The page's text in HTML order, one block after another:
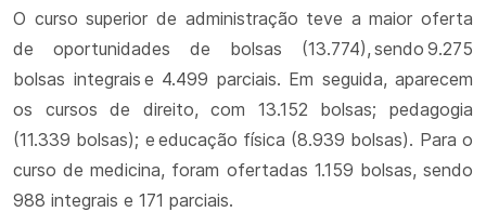
O curso superior de administração teve a maior oferta
de oportunidades de bolsas (13.774), sendo 9.275
bolsas integrais e 4.499 parciais. Em seguida, aparecem
os cursos de direito, com 13.152 bolsas; pedagogia
(11.339 bolsas); e educação física (8.939 bolsas). Para o
curso de medicina, foram ofertadas 1.159 bolsas, sendo
988 integrais e 171 parciais.